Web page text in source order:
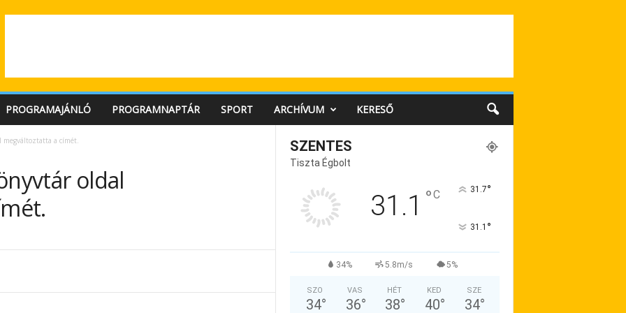
PROGRAMAJÁNLÓ PROGRAMNAPTÁR SPORT ARCHÍVUM KERESŐ
megváltoztatta a címét.
oldal
SZENTES
Tiszta Égbolt
31.1 °C 31.7°
31.1 °
34% 5.8m/s 5%
SZO
34°
VAS
36°
HÉT
38°
KED
40°
SZE
34°